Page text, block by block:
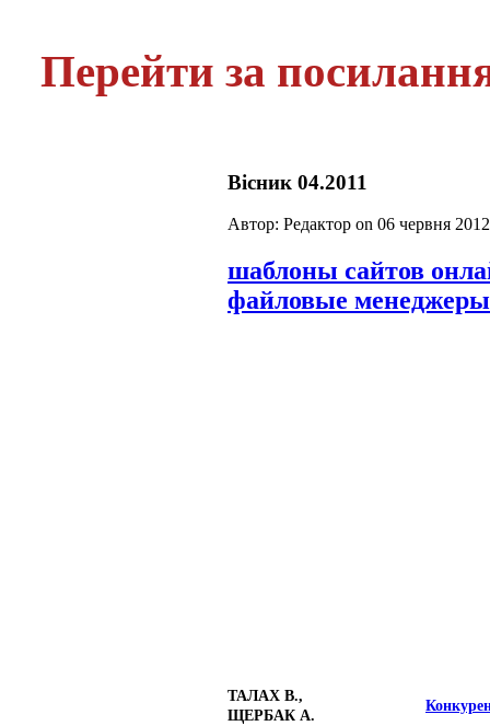
Перейти за
Вісник 04.2011
Автор: Редактор on 06 червня 2012
шаблоны сайтов
файловые
ТАЛАХ В.,
ЩЕРБАК А.